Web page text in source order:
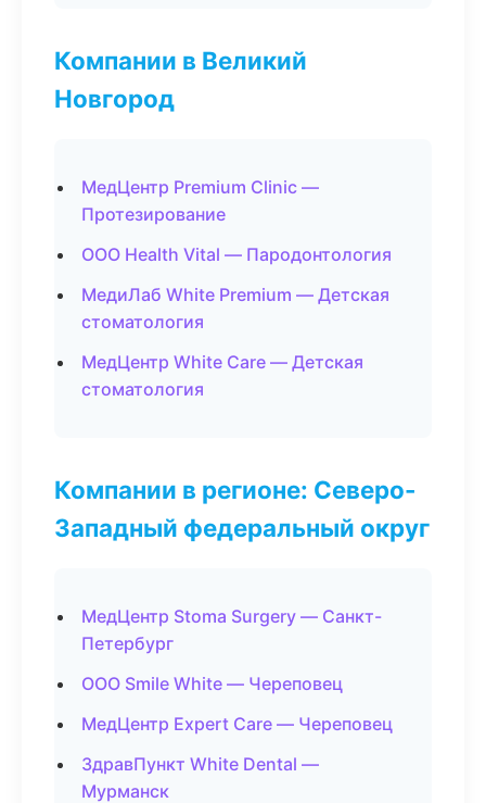
Компании в Великий
Новгород
МедЦентр Premium Clinic —
Протезирование
ООО Health Vital — Пародонтология
МедиЛаб White Premium — Детская
стоматология
МедЦентр White Care — Детская
стоматология
Компании в регионе: Северо-
Западный федеральный округ
МедЦентр Stoma Surgery — Санкт-
Петербург
ООО Smile White — Череповец
МедЦентр Expert Care — Череповец
ЗдравПункт White Dental —
Мурманск